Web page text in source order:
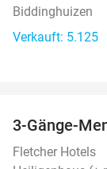
Biddinghuizen
Verkauft: 5.125
3-Gänge-
Fletcher Hotels